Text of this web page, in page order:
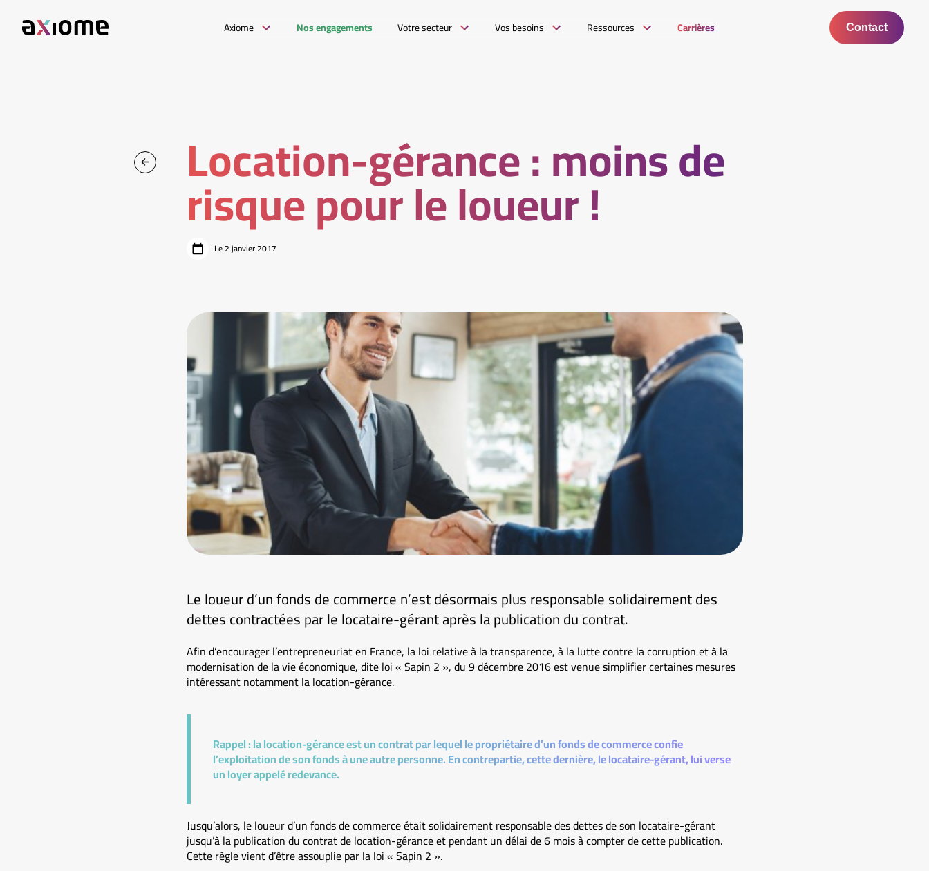
Axiome Nos engagements Votre secteur Vos besoins Ressources Carrières Contact
Location-gérance : moins de
risque pour le loueur !
Le 2 janvier 2017
Le loueur d’un fonds de commerce n’est désormais plus responsable solidairement des
dettes contractées par le locataire-gérant après la publication du contrat.
Afin d’encourager l’entrepreneuriat en France, la loi relative à la transparence, à la lutte contre la corruption et à la
modernisation de la vie économique, dite loi « Sapin 2 », du 9 décembre 2016 est venue simplifier certaines mesures
intéressant notamment la location-gérance.
Rappel :la location-gérance est un contrat par lequel le propriétaire d’un fonds de commerce confie
l’exploitation de son fonds à une autre personne. En contrepartie, cette dernière, le locataire-gérant, lui verse
un loyer appelé redevance.
Jusqu’alors, le loueur d’un fonds de commerce était solidairement responsable des dettes de son locataire-gérant
jusqu’à la publication du contrat de location-gérance et pendant un délai de 6 mois à compter de cette publication.
Cette règle vient d’être assouplie par la loi « Sapin 2 ».